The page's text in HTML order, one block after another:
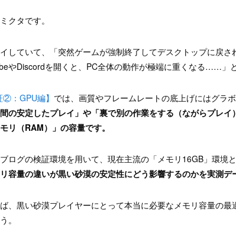
クタです。
していて、「突然ゲームが強制終了してデスクトップに戻
やDiscordを開くと、PC全体の動作が極端に重くなる……」
②：GPU編】 では、画質やフレームレートの底上げにはグラ
間の安定したプレイ」や「裏で別の作業をする（ながらプレ
リ（RAM）」の容量です。
ログの検証環境を用いて、現在主流の「メモリ16GB」環境
容量の違いが黒い砂漠の安定性にどう影響するのかを実測デ
、黒い砂漠プレイヤーにとって本当に必要なメモリ容量の最
。